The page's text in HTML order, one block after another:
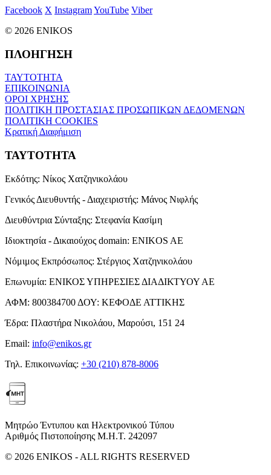
Facebook X InstagramYouTube Viber
© 2026 ENIKOS
ΠΛΟΗΓΗΣΗ
ΤΑΥΤΟΤΗΤΑ
ΕΠΙΚΟΙΝΩΝΙΑ
ΟΡΟΙ ΧΡΗΣΗΣ
ΠΟΛΙΤΙΚΗ ΠΡΟΣΤΑΣΙΑΣ ΠΡΟΣΩΠΙΚΩΝ ΔΕΔΟΜΕΝΩΝ
ΠΟΛΙΤΙΚΗ COOKIES
Κρατική Διαφήμιση
ΤΑΥΤΟΤΗΤΑ
Εκδότης: Νίκος Χατζηνικολάου
Γενικός Διευθυντής - Διαχειριστής: Μάνος Νιφλής
Διευθύντρια Σύνταξης: Στεφανία Κασίμη
Ιδιοκτησία - Δικαιούχος domain: ENIKOS AE
Νόμιμος Εκπρόσωπος: Στέργιος Χατζηνικολάου
Επωνυμία: ΕΝΙΚΟΣ ΥΠΗΡΕΣΙΕΣ ΔΙΑΔΙΚΤΥΟΥ ΑΕ
ΑΦΜ: 800384700 ΔΟΥ: ΚΕΦΟΔΕ ΑΤΤΙΚΗΣ
Έδρα: Πλαστήρα Νικολάου, Μαρούσι, 151 24
Email: info@enikos.gr
Τηλ. Επικοινωνίας: +30 (210) 878-8006
Μητρώο Έντυπου και Ηλεκτρονικού Τύπου
Αριθμός Πιστοποίησης Μ.Η.Τ. 242097
© 2026 ENIKOS - ALL RIGHTS RESERVED